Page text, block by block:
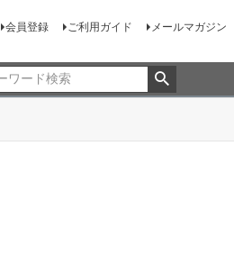
会員登録 ご利用ガイド メールマガジン